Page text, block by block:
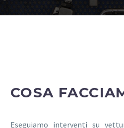
COSA
Eseguiamo interventi su